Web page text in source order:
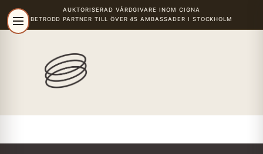
AUKTORISERAD VÅRDGIVAREINOM CIGNA
BETRODD PARTNER TILL ÖVER 45 AMBASSADER I STOCKHOLM